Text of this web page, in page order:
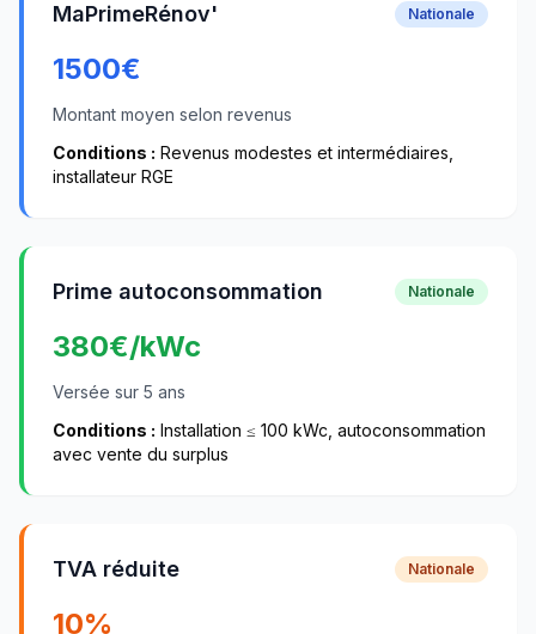
MaPrimeRénov' Nationale
1500€
Montant moyen selon revenus
Conditions : Revenus modestes et intermédiaires,
installateur RGE
Prime autoconsommation Nationale
380€/kWc
Versée sur 5 ans
Conditions : Installation ≤ 100 kWc, autoconsommation
avec vente du surplus
TVA réduite Nationale
10%